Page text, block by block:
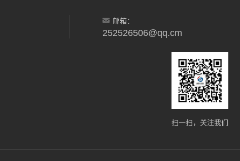
邮箱：
252526506@qq.cm
扫一扫，关注我们